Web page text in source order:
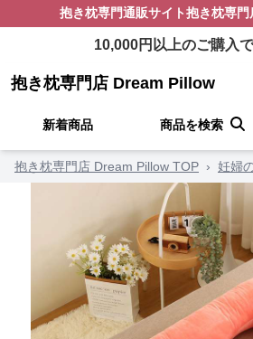
抱き枕専門通販サイト抱き枕専
10,000円以上のご購入
抱き枕専門店 Dream Pillow
新着商品 商品を検索
抱き枕専門店 Dream Pillow TOP › 妊婦